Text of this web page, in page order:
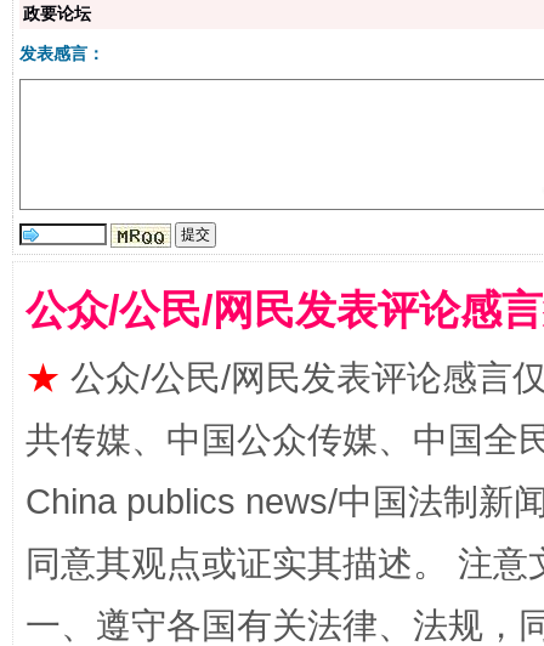
解纷+调解+退费，一次搞定
站台名比不上好声名
政要论坛
发表感言：
公众/公民/网民发表评论感
★ 公众/公民/网民发表评论感言
共传媒、中国公众传媒、中国全
China publics news/中国法制新
同意其观点或证实其描述。 注
一、遵守各国有关法律、法规，